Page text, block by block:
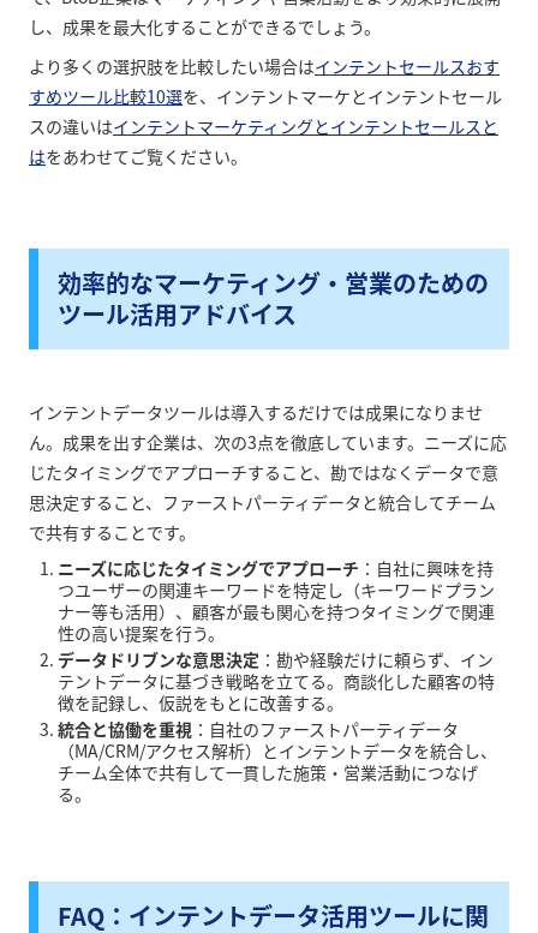
し、成果を最大化することができるでしょう。
より多くの選択肢を比較したい場合はインテントセールスおす
すめツール比較10選を、インテントマーケとインテントセール
スの違いはインテントマーケティングとインテントセールスと
はをあわせてご覧ください。
効率的なマーケティング・営業のための
ツール活用アドバイス
インテントデータツールは導入するだけでは成果になりませ
ん。成果を出す企業は、次の3点を徹底しています。ニーズに応
じたタイミングでアプローチすること、勘ではなくデータで意
思決定すること、ファーストパーティデータと統合してチーム
で共有することです。
ニーズに応じたタイミングでアプローチ ：自社に興味を持
つユーザーの関連キーワードを特定し（キーワードプラン
ナー等も活用）、顧客が最も関心を持つタイミングで関連
性の高い提案を行う。
データドリブンな意思決定 ：勘や経験だけに頼らず、イン
テントデータに基づき戦略を立てる。商談化した顧客の特
徴を記録し、仮説をもとに改善する。
統合と協働を重視 ：自社のファーストパーティデータ
（MA/CRM/アクセス解析）とインテントデータを統合し、
チーム全体で共有して一貫した施策・営業活動につなげ
る。
FAQ：インテントデータ活用ツールに関